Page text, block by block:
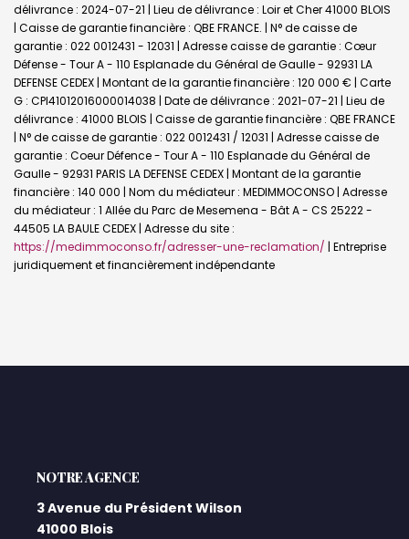
délivrance : 2024-07-21 | Lieu de délivrance : Loir et Cher 41000 BLOIS
| Caisse de garantie financière : QBE FRANCE. | N° de caisse de
garantie : 022 0012431 - 12031 | Adresse caisse de garantie : Cœur
Défense - Tour A - 110 Esplanade du Général de Gaulle - 92931 LA
DEFENSE CEDEX | Montant de la garantie financière : 120 000 € | Carte
G : CPI41012016000014038 | Date de délivrance : 2021-07-21 | Lieu de
délivrance : 41000 BLOIS | Caisse de garantie financière : QBE FRANCE
| N° de caisse de garantie : 022 0012431 / 12031 | Adresse caisse de
garantie : Coeur Défence - Tour A - 110 Esplanade du Général de
Gaulle - 92931 PARIS LA DEFENSE CEDEX | Montant de la garantie
financière : 140 000 | Nom du médiateur : MEDIMMOCONSO | Adresse
du médiateur : 1 Allée du Parc de Mesemena - Bât A - CS 25222 -
44505 LA BAULE CEDEX | Adresse du site :
https://medimmoconso.fr/adresser-une-reclamation/ | Entreprise
juridiquement et financièrement indépendante
L'AGENCE
3 Avenue du Président Wilson
41000 Blois